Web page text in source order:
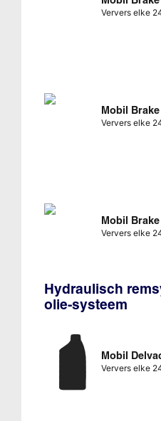
Ververs elke
Mobil
Ververs elke
Mobil Brake
Ververs elke
Hydraulisch
olie-systeem
Mobil
Ververs elke